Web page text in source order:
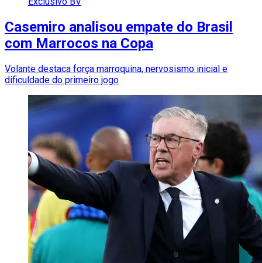
Casemiro analisou empate do Brasil
com Marrocos na Copa
Volante destaca força marroquina, nervosismo inicial e
dificuldade do primeiro jogo